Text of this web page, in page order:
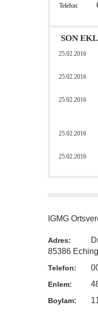
Telefon:
SON
25.02.2016
25.02.2016
25.02.2016
25.02.2016
25.02.2016
IGMG
Adres:
85386 Eching
Telefon:
Enlem:
Boylam: